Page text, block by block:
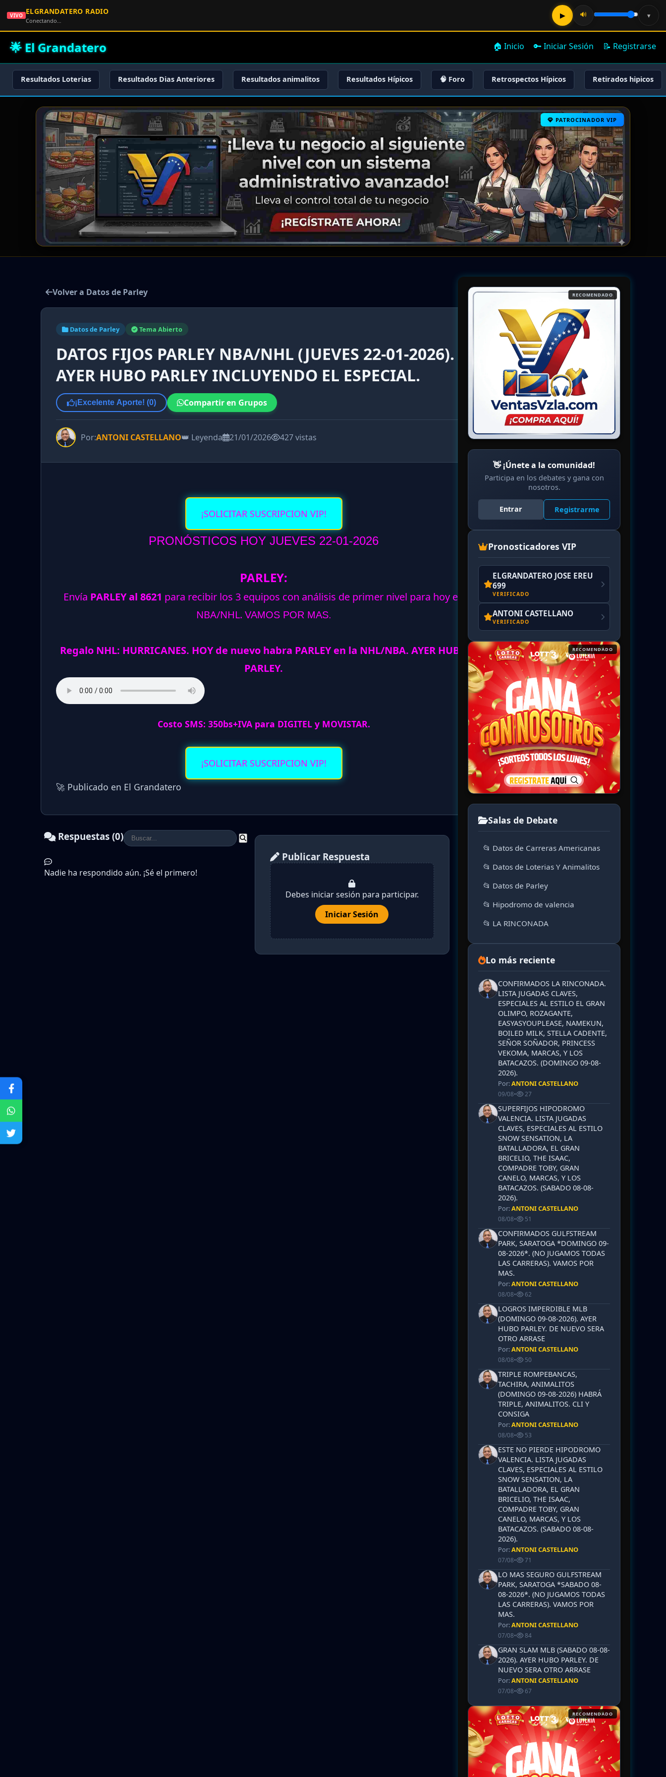
🌟 El Grandatero 🏠 Inicio 🔑 Iniciar Sesión 📝 Registrarse
Resultados Loterias Resultados Dias Anteriores Resultados animalitos Resultados Hípicos 🧠 Foro Retrospectos Hípicos Retirados hipicos
PATROCINADOR VIP
Volver a Datos de Parley
Datos de Parley Tema Abierto
DATOS FIJOS PARLEY NBA/NHL (JUEVES 22-01-2026).
AYER HUBO PARLEY INCLUYENDO EL ESPECIAL.
¡Excelente Aporte! (0) Compartir en Grupos
Por:ANTONI CASTELLANO👑 Leyenda 21/01/2026 427 vistas
¡SOLICITAR SUSCRIPCION VIP!
PRONÓSTICOS HOY JUEVES 22-01-2026
PARLEY:
Envía PARLEY al 8621 para recibir los 3 equipos con análisis de primer nivel para hoy en
NBA/NHL. VAMOS POR MAS.
Regalo NHL: HURRICANES. HOY de nuevo habra PARLEY en la NHL/NBA. AYER HUBO
PARLEY.
Costo SMS: 350bs+IVA para DIGITEL y MOVISTAR.
¡SOLICITAR SUSCRIPCION VIP!
🚀 Publicado en El Grandatero
Respuestas (0)
Nadie ha respondido aún. ¡Sé el primero!
Publicar Respuesta
Debes iniciar sesión para participar.
Iniciar Sesión
RECOMENDADO
👋 ¡Únete a la comunidad!
Participa en los debates y gana con
nosotros.
Entrar Registrarme
Pronosticadores VIP
ELGRANDATERO JOSE EREU
699
VERIFICADO
ANTONI CASTELLANO
VERIFICADO
RECOMENDADO
Salas de Debate
📂 Datos de Carreras Americanas
📂 Datos de Loterias Y Animalitos
📂 Datos de Parley
📂 Hipodromo de valencia
📂 LA RINCONADA
Lo más reciente
CONFIRMADOS LA RINCONADA.
LISTA JUGADAS CLAVES,
ESPECIALES AL ESTILO EL GRAN
OLIMPO, ROZAGANTE,
EASYASYOUPLEASE, NAMEKUN,
BOILED MILK, STELLA CADENTE,
SEÑOR SOÑADOR, PRINCESS
VEKOMA, MARCAS, Y LOS
BATACAZOS. (DOMINGO 09-08-
2026).
Por:ANTONI CASTELLANO
09/08• 27
SUPERFIJOS HIPODROMO
VALENCIA. LISTA JUGADAS
CLAVES, ESPECIALES AL ESTILO
SNOW SENSATION, LA
BATALLADORA, EL GRAN
BRICELIO, THE ISAAC,
COMPADRE TOBY, GRAN
CANELO, MARCAS, Y LOS
BATACAZOS. (SABADO 08-08-
2026).
Por:ANTONI CASTELLANO
08/08• 51
CONFIRMADOS GULFSTREAM
PARK, SARATOGA *DOMINGO 09-
08-2026*. (NO JUGAMOS TODAS
LAS CARRERAS). VAMOS POR
MAS.
Por:ANTONI CASTELLANO
08/08• 62
LOGROS IMPERDIBLE MLB
(DOMINGO 09-08-2026). AYER
HUBO PARLEY. DE NUEVO SERA
OTRO ARRASE
Por:ANTONI CASTELLANO
08/08• 50
TRIPLE ROMPEBANCAS,
TACHIRA, ANIMALITOS
(DOMINGO 09-08-2026) HABRÁ
TRIPLE, ANIMALITOS. CLI Y
CONSIGA
Por:ANTONI CASTELLANO
08/08• 53
ESTE NO PIERDE HIPODROMO
VALENCIA. LISTA JUGADAS
CLAVES, ESPECIALES AL ESTILO
SNOW SENSATION, LA
BATALLADORA, EL GRAN
BRICELIO, THE ISAAC,
COMPADRE TOBY, GRAN
CANELO, MARCAS, Y LOS
BATACAZOS. (SABADO 08-08-
2026).
Por:ANTONI CASTELLANO
07/08• 71
LO MAS SEGURO GULFSTREAM
PARK, SARATOGA *SABADO 08-
08-2026*. (NO JUGAMOS TODAS
LAS CARRERAS). VAMOS POR
MAS.
Por:ANTONI CASTELLANO
07/08• 84
GRAN SLAM MLB (SABADO 08-08-
2026). AYER HUBO PARLEY. DE
NUEVO SERA OTRO ARRASE
Por:ANTONI CASTELLANO
07/08• 67
RECOMENDADO
VIVO ELGRANDATERO RADIO
Conectando…
▶ 🔊 ▾